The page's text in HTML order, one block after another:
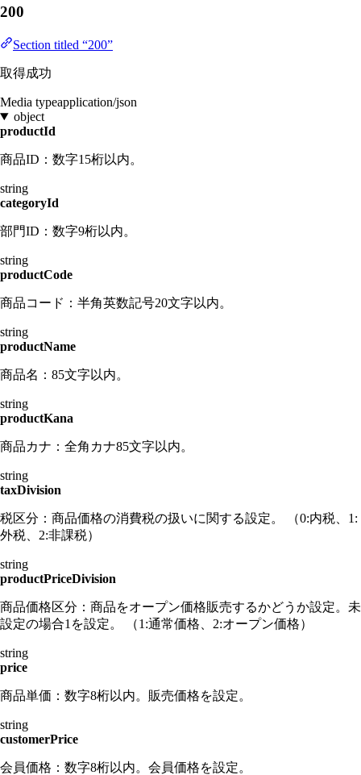
200
Section titled “200”
取得成功
Media typeapplication/json
object
productId
商品ID：数字15桁以内。
string
categoryId
部門ID：数字9桁以内。
string
productCode
商品コード：半角英数記号20文字以内。
string
productName
商品名：85文字以内。
string
productKana
商品カナ：全角カナ85文字以内。
string
taxDivision
税区分：商品価格の消費税の扱いに関する設定。 （0:内税、1:
外税、2:非課税）
string
productPriceDivision
商品価格区分：商品をオープン価格販売するかどうか設定。未
設定の場合1を設定。 （1:通常価格、2:オープン価格）
string
price
商品単価：数字8桁以内。販売価格を設定。
string
customerPrice
会員価格：数字8桁以内。会員価格を設定。